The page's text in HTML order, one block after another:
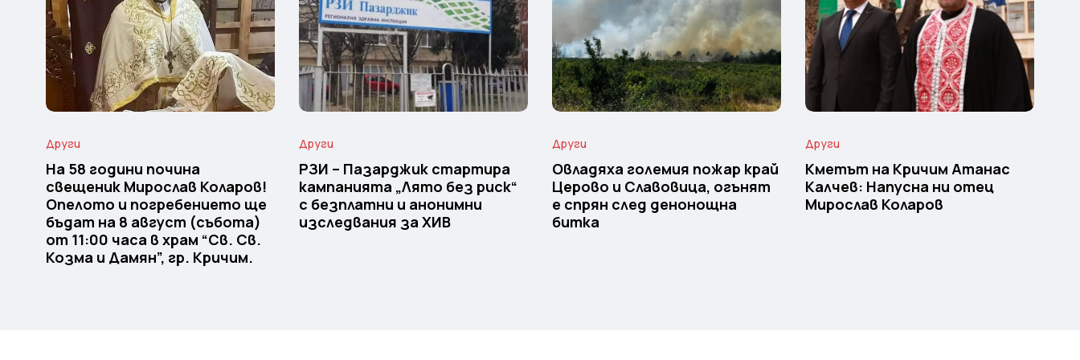
Други
На 58 години почина
свещеник Мирослав Коларов!
Опелото и погребението ще
бъдат на 8 август (събота)
от 11:00 часа в храм “Св. Св.
Козма и Дамян”, гр. Кричим.
Други
РЗИ – Пазарджик стартира
кампанията „Лято без риск“
с безплатни и анонимни
изследвания за ХИВ
Други
Овладяха големия пожар край
Церово и Славовица, огънят
е спрян след денонощна
битка
Други
Кметът на Кричим Атанас
Калчев: Напусна ни отец
Мирослав Коларов